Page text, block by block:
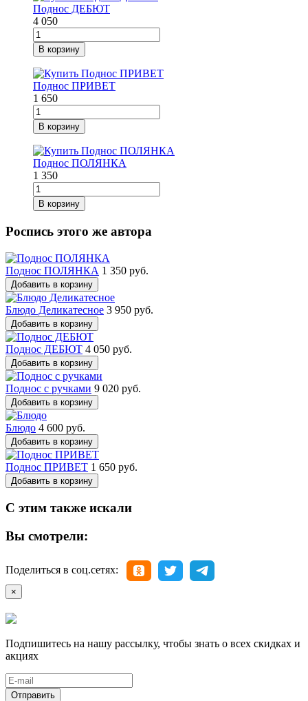
Поднос ДЕБЮТ
4 050
В корзину
Поднос ПРИВЕТ
1 650
В корзину
Поднос ПОЛЯНКА
1 350
В корзину
Роспись этого же автора
Поднос ПОЛЯНКА 1 350 руб.
Добавить в корзину
Блюдо Деликатесное 3 950 руб.
Добавить в корзину
Поднос ДЕБЮТ 4 050 руб.
Добавить в корзину
Поднос с ручками 9 020 руб.
Добавить в корзину
Блюдо 4 600 руб.
Добавить в корзину
Поднос ПРИВЕТ 1 650 руб.
Добавить в корзину
С этим также искали
Вы смотрели:
Поделиться в соц.сетях:
×
Подпишитесь на нашу рассылку, чтобы знать о всех скидках и
акциях
Отправить